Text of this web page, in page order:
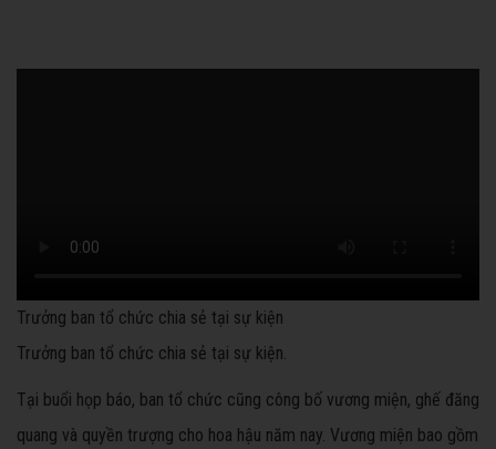
Trưởng ban tổ chức chia sẻ tại sự kiện
Trưởng ban tổ chức chia sẻ tại sự kiện.
Tại buổi họp báo, ban tổ chức cũng công bố vương miện, ghế đăng
quang và quyền trượng cho hoa hậu năm nay. Vương miện bao gồm